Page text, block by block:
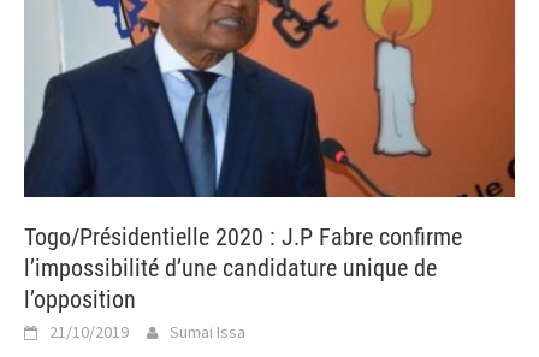
Togo/Présidentielle 2020 : J.P Fabre confirme
l’impossibilité d’une candidature unique de
l’opposition
21/10/2019 Sumai Issa